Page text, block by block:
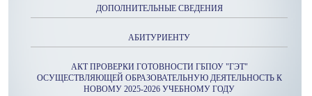
ДОПОЛНИТЕЛЬНЫЕ СВЕДЕНИЯ
АБИТУРИЕНТУ
АКТ ПРОВЕРКИ ГОТОВНОСТИ ГБПОУ "ГЭТ"
ОСУЩЕСТВЛЯЮЩЕЙ ОБРАЗОВАТЕЛЬНУЮ ДЕЯТЕЛЬНОСТЬ К
НОВОМУ 2025-2026 УЧЕБНОМУ ГОДУ